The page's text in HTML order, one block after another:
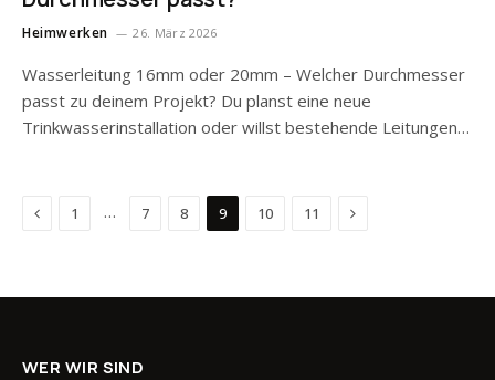
Heimwerken 26. März 2026
Wasserleitung 16mm oder 20mm – Welcher Durchmesser
passt zu deinem Projekt? Du planst eine neue
Trinkwasserinstallation oder willst bestehende Leitungen…
Previous
1 … 7 8 9 10 11 Next
WER WIR SIND